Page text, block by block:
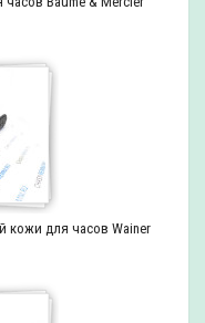
кожи для часов Wainer